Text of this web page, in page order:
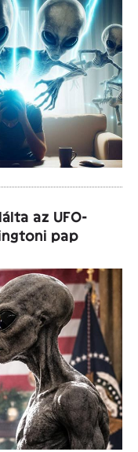
az UFO-
pap